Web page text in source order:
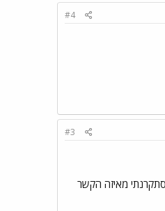
#4
#3
מאיזה הקשר